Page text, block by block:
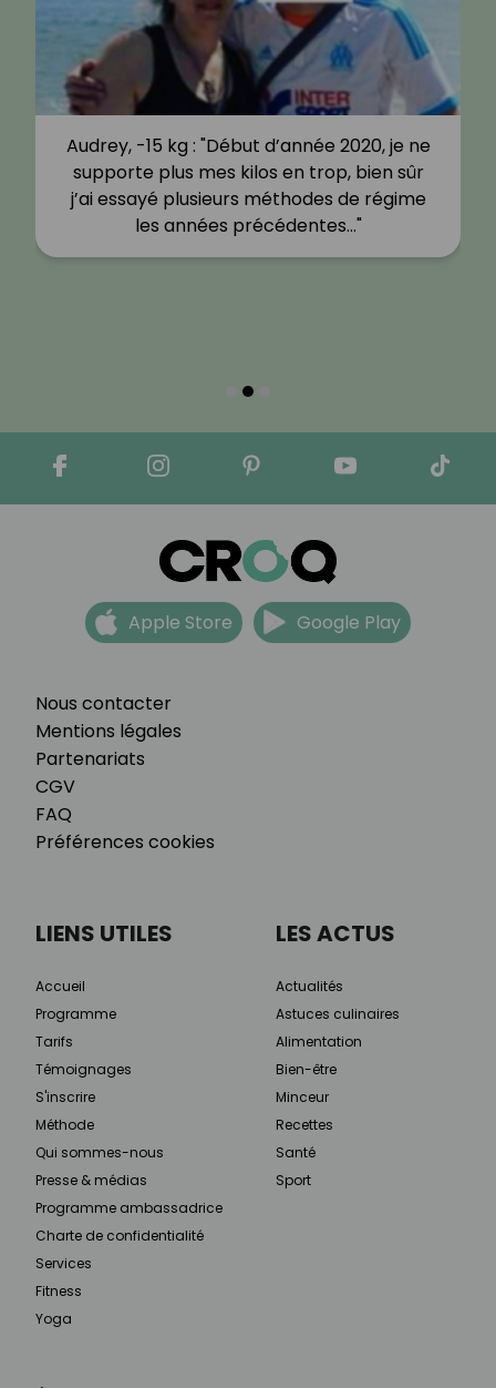
Audrey, -15 kg : "Début d’année 2020, je ne
supporte plus mes kilos en trop, bien sûr
j’ai essayé plusieurs méthodes de régime
les années précédentes…"
Nous contacter
Mentions légales
Partenariats
CGV
FAQ
Préférences cookies
Apple Store Google Play
LIENS UTILES
Accueil
Programme
Tarifs
Témoignages
S'inscrire
Méthode
Qui sommes-nous
Presse & médias
Programme ambassadrice
Charte de confidentialité
Services
Fitness
Yoga
LES ACTUS
Actualités
Astuces culinaires
Alimentation
Bien-être
Minceur
Recettes
Santé
Sport